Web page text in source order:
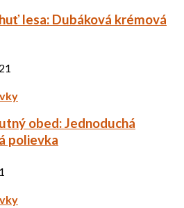
lesa: Dubáková krémová
obed: Jednoduchá
polievka